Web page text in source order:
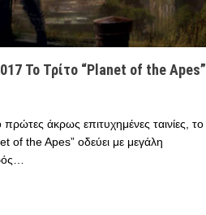
Το Τρίτο “Planet of the Apes”
άκρως επιτυχημένες ταινίες, το
of the Apes” οδεύει με μεγάλη